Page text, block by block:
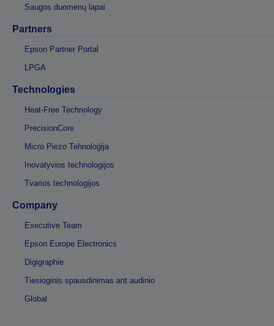
Saugos duomenų lapai
Partners
Epson Partner Portal
LPGA
Technologies
Heat-Free Technology
PrecisionCore
Micro Piezo Tehnoloģija
Inovatyvios technologijos
Tvarios technologijos
Company
Executive Team
Epson Europe Electronics
Digigraphie
Tiesioginis spausdinimas ant audinio
Global